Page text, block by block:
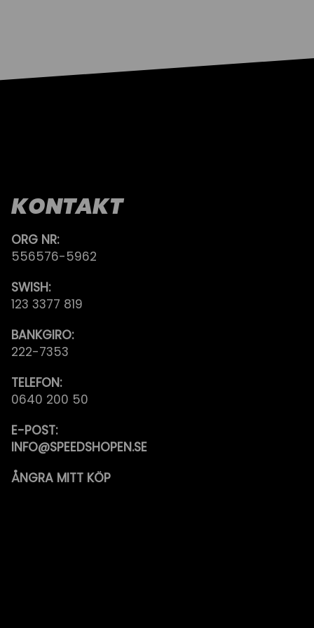
KONTAKT
ORG NR:
556576-5962
SWISH:
123 3377 819
BANKGIRO:
222-7353
TELEFON:
0640 200 50
E-POST:
INFO@SPEEDSHOPEN.SE
ÅNGRA MITT KÖP